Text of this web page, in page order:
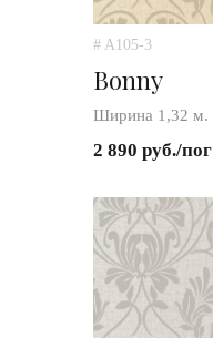
# A105-3
Bonny
Ширина 1,32 м.
2 890 руб./пог